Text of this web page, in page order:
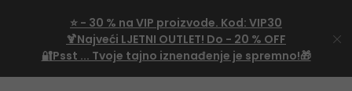
⭐ - 30 % na VIP proizvode. Kod: VIP30
🍹Najveći LJETNI OUTLET! Do - 20 % OFF
🔐Psst ... Tvoje tajno iznenađenje je spremno!🎁